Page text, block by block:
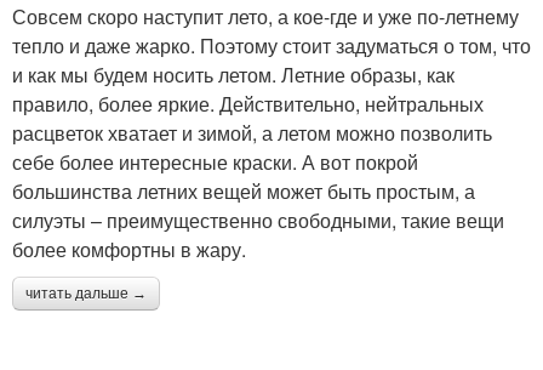
Совсем скоро наступит лето, а кое-где и уже по-летнему
тепло и даже жарко. Поэтому стоит задуматься о том, что
и как мы будем носить летом. Летние образы, как
правило, более яркие. Действительно, нейтральных
расцветок хватает и зимой, а летом можно позволить
себе более интересные краски. А вот покрой
большинства летних вещей может быть простым, а
силуэты – преимущественно свободными, такие вещи
более комфортны в жару.
читать дальше →